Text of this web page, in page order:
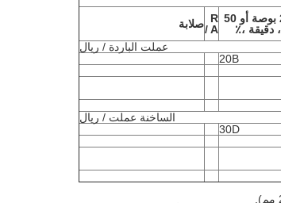
في 2 بوصة أو 50 R
/ Aصلابة
عملت الباردة / ريال
20B
الساخنة عملت / ريال
30D